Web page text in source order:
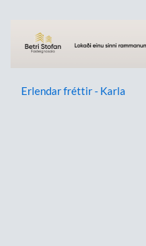
Erlendar fréttir - Karla